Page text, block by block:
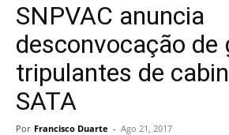
SNPVAC anuncia
desconvocação de
tripulantes de
SATA
Por Francisco Duarte - Ago 21, 2017